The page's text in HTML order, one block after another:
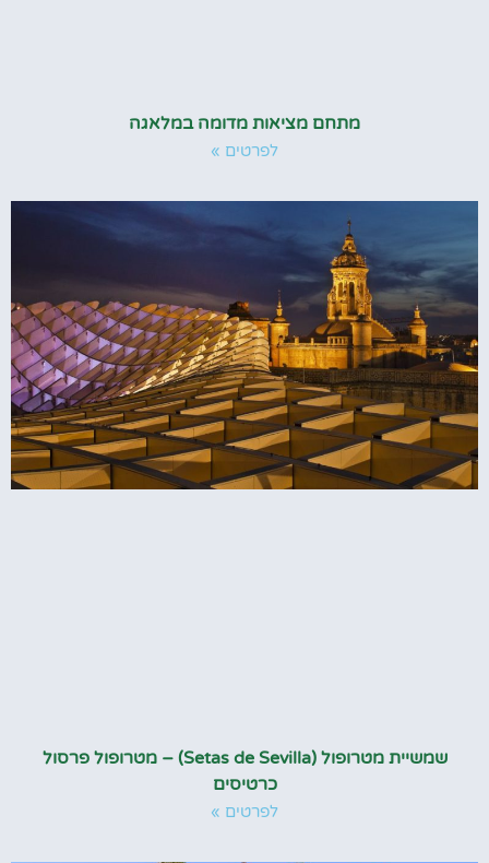
מתחם מציאות מדומה במלאגה
לפרטים »
שמשיית מטרופול (Setas de Sevilla) – מטרופול פרסול
כרטיסים
לפרטים »